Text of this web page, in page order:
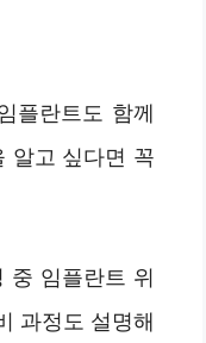
플란트도 함께
알고 싶다면 꼭
중 임플란트 위
과정도 설명해